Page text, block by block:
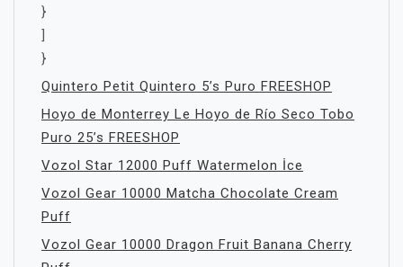
}
]
}
Quintero Petit Quintero 5’s Puro FREESHOP
Hoyo de Monterrey Le Hoyo de Río Seco Tobo
Puro 25’s FREESHOP
Vozol Star 12000 Puff Watermelon İce
Vozol Gear 10000 Matcha Chocolate Cream
Puff
Vozol Gear 10000 Dragon Fruit Banana Cherry